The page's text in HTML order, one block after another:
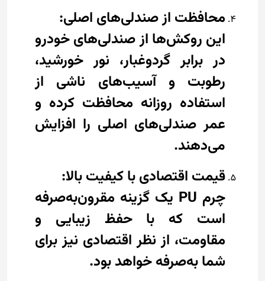
محافظت از صندلی‌های اصلی:
این روکش‌ها از صندلی‌های خودرو
در برابر گردوغبار، نور خورشید،
رطوبت و آسیب‌های ناشی از
استفاده روزانه محافظت کرده و
عمر صندلی‌های اصلی را افزایش
می‌دهند.
قیمت اقتصادی با کیفیت بالا:
چرم PU یک گزینه مقرون‌به‌صرفه
است که با حفظ زیبایی و
مقاومت، از نظر اقتصادی نیز برای
شما به‌صرفه خواهد بود.